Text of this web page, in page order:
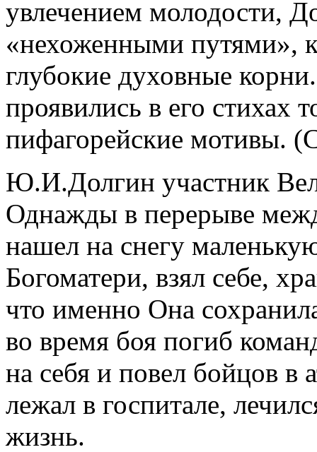
увлечением молодости,
«нехоженными путями»,
глубокие духовные
проявились в его стихах
пифагорейские мотивы.
Ю.И.Долгин участник
Однажды в перерыве
нашел на снегу
Богоматери, взял себе,
что именно Она
во время боя погиб
на себя и повел бойцов в
лежал в госпитале,
жизнь.